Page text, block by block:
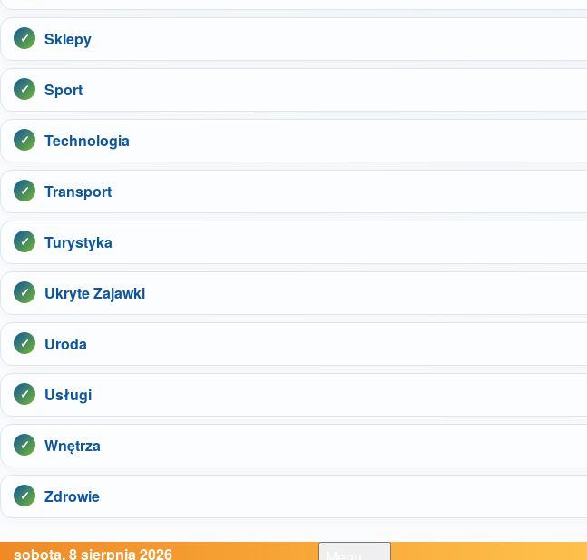
Sklepy
Sport
Technologia
Transport
Turystyka
Ukryte Zajawki
Uroda
Usługi
Wnętrza
Zdrowie
sobota, 8 sierpnia 2026